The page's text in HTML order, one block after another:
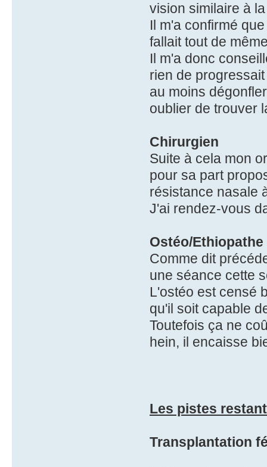
vision similaire à
Il m'a confirmé
fallait tout de
Il m'a donc
rien de
au moins
oublier de trouver
Chirurgien
Suite à cela mon
pour sa part
résistance nasale
J'ai rendez-vous
Ostéo/
Comme dit
une séance cette
L'ostéo est censé
qu'il soit capable
Toutefois ça ne
hein, il encaisse
Les pistes
Transplantation